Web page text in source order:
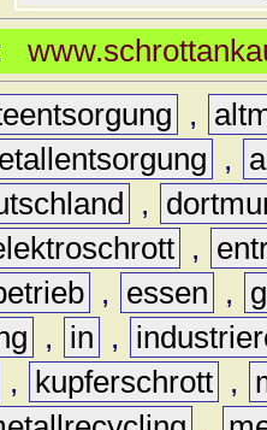
,
,
,
,
, essen ,
, in ,
, kupferschrott ,